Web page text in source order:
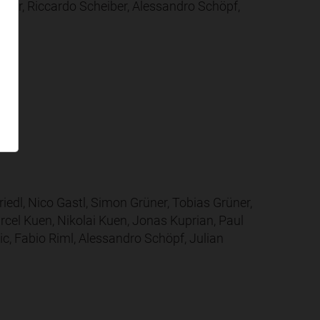
Riccardo Scheiber, Alessandro Schöpf,
Nico Gastl, Simon Grüner, Tobias Grüner,
Kuen, Nikolai Kuen, Jonas Kuprian, Paul
Fabio Riml, Alessandro Schöpf, Julian